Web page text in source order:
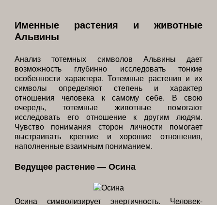
Именные растения и животные
Альвины
Анализ тотемных символов Альвины дает
возможность глубинно исследовать тонкие
особенности характера. Тотемные растения и их
символы определяют степень и характер
отношения человека к самому себе. В свою
очередь, тотемные животные помогают
исследовать его отношение к другим людям.
Чувство понимания сторон личности помогает
выстраивать крепкие и хорошие отношения,
наполненные взаимным пониманием.
Ведущее растение — Осина
Осина символизирует энергичность. Человек-